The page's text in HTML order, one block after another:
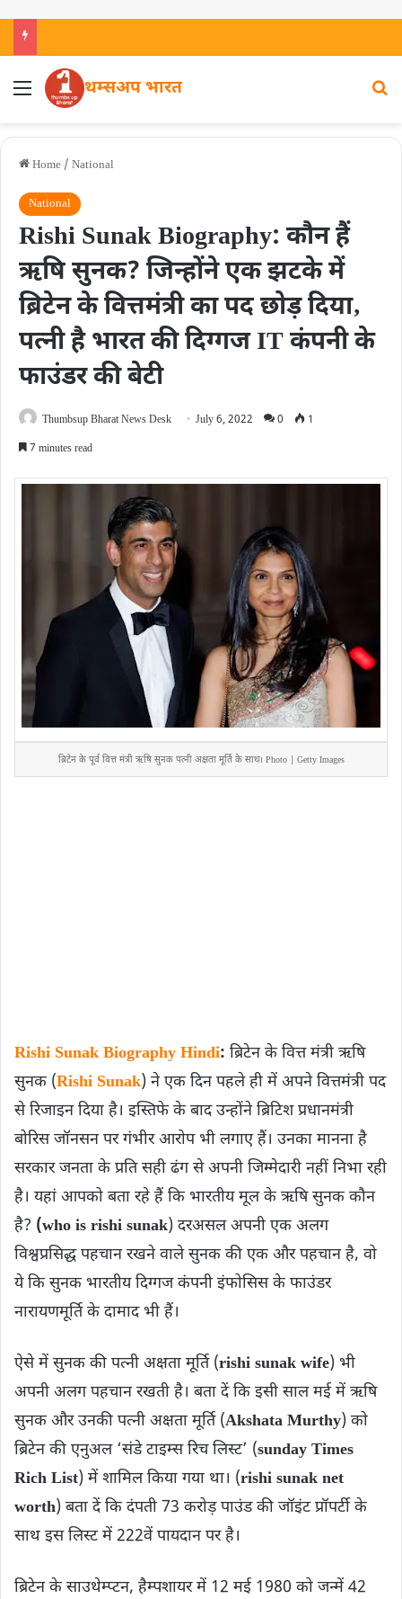
थम्सअप भारत
Home / National
National
Rishi Sunak Biography: कौन हैं
ऋषि सुनक? जिन्होंने एक झटके में
ब्रिटेन के वित्तमंत्री का पद छोड़ दिया‚
पत्नी है भारत की दिग्गज IT कंपनी के
फाउंडर की बेटी
Thumbsup Bharat News Desk July 6, 2022 0
1
7 minutes read
ब्रिटेन के पूर्व वित्त मंत्री ऋषि सुनक पत्नी अक्षता मूर्ति के साथ। Photo | Getty Images
Rishi Sunak Biography Hindi: ब्रिटेन के वित्त मंत्री ऋषि
सुनक (Rishi Sunak) ने एक दिन पहले ही में अपने वित्तमंत्री पद
से रिजाइन ​दिया है। इस्तिफे के बाद उन्होंने ब्रिटिश प्रधानमंत्री
बोरिस जॉनसन पर गंभीर आरोप भी लगाए हैं। उनका मानना है
सरकार जनता के प्रति सही ढंग से अपनी जिम्मेदारी नहीं निभा रही
है। यहां आपको बता रहे हैं कि भारतीय मूल के ​ऋषि सुनक कौन
है? (who is rishi sunak) दरअसल अपनी एक अलग
विश्वप्रसिद्ध पहचान रखने वाले सुनक की एक और पहचान है, वो
ये कि सुनक भारतीय दिग्गज कंपनी इंफोसिस के फाउंडर
नारायणमूर्ति के दामाद भी हैं।
ऐसे में सुनक की पत्नी अक्षता मूर्ति (rishi sunak wife) भी
अपनी अलग पहचान रखती है। बता दें कि इसी साल मई में ऋषि
सुनक और उनकी प​त्नी अक्षता मूर्ति (Akshata Murthy) को
ब्रिटेन की एनुअल ‘संडे टाइम्स रिच लिस्ट’ (sunday Times
Rich List) में शामिल किया गया था। (rishi sunak net
worth) बता दें कि दंपती 73 करोड़ पाउंड की जॉइंट प्रॉपर्टी के
साथ इस लिस्ट में 222वें पायदान पर है।
ब्रिटेन के साउथेम्प्टन, हैम्पशायर में 12 मई 1980 को जन्में 42